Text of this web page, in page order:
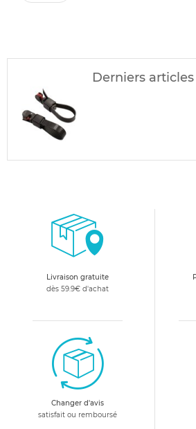
Derniers
Livraison gratuite
dès 59.9€ d'achat
Changer d'avis
satisfait ou remboursé